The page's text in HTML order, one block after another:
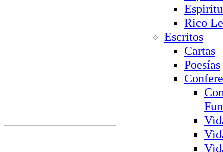
Rico
Escritos
Cartas
Poesías